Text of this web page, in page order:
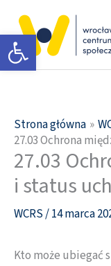
Otwórz pasek narzędzi
treści
Strona główna
27.03 Ochrona
27.03
i status
WCRS/14 marca
Kto może ubiegać